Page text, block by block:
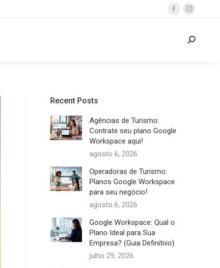
Facebook
opensopens
Search:
Recent Posts
Agências de Turismo:
Contrate seu plano Google
Workspace aqui!
agosto 6, 2026
Operadoras de Turismo:
Planos Google Workspace
para seu negócio!
agosto 6, 2026
Google Workspace: Qual o
Plano Ideal para Sua
Empresa? (Guia Definitivo)
julho 29, 2026